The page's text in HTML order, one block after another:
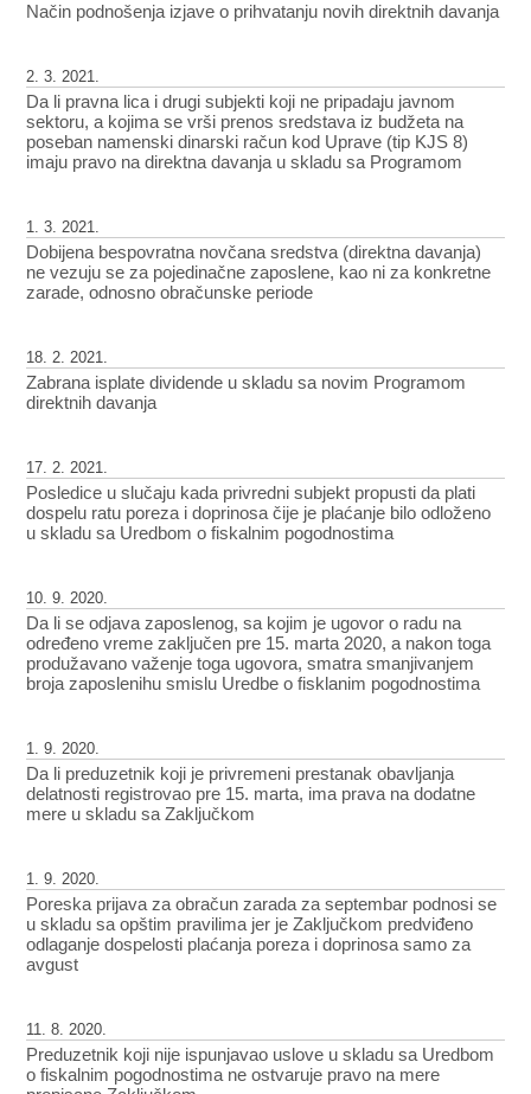
Način podnošenja izjave o prihvatanju novih direktnih davanja
Da li pravna lica i drugi subjekti koji ne pripadaju javnom
sektoru, a kojima se vrši prenos sredstava iz budžeta na
poseban namenski dinarski račun kod Uprave (tip KJS 8)
imaju pravo na direktna davanja u skladu sa Programom
2. 3. 2021.
Dobijena bespovratna novčana sredstva (direktna davanja)
ne vezuju se za pojedinačne zaposlene, kao ni za konkretne
zarade, odnosno obračunske periode
1. 3. 2021.
Zabrana isplate dividende u skladu sa novim Programom
direktnih davanja
18. 2. 2021.
Posledice u slučaju kada privredni subjekt propusti da plati
dospelu ratu poreza i doprinosa čije je plaćanje bilo odloženo
u skladu sa Uredbom o fiskalnim pogodnostima
17. 2. 2021.
Da li se odjava zaposlenog, sa kojim je ugovor o radu na
određeno vreme zaključen pre 15. marta 2020, a nakon toga
produžavano važenje toga ugovora, smatra smanjivanjem
broja zaposlenihu smislu Uredbe o fisklanim pogodnostima
10. 9. 2020.
Da li preduzetnik koji je privremeni prestanak obavljanja
delatnosti registrovao pre 15. marta, ima prava na dodatne
mere u skladu sa Zaključkom
1. 9. 2020.
Poreska prijava za obračun zarada za septembar podnosi se
u skladu sa opštim pravilima jer je Zaključkom predviđeno
odlaganje dospelosti plaćanja poreza i doprinosa samo za
avgust
1. 9. 2020.
Preduzetnik koji nije ispunjavao uslove u skladu sa Uredbom
o fiskalnim pogodnostima ne ostvaruje pravo na mere
11. 8. 2020.